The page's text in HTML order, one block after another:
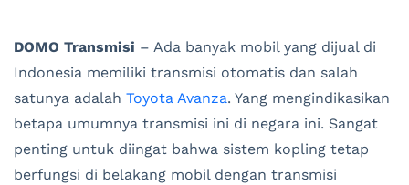
DOMO Transmisi – Ada banyak mobil yang dijual di
Indonesia memiliki transmisi otomatis dan salah
satunya adalah Toyota Avanza. Yang mengindikasikan
betapa umumnya transmisi ini di negara ini. Sangat
penting untuk diingat bahwa sistem kopling tetap
berfungsi di belakang mobil dengan transmisi